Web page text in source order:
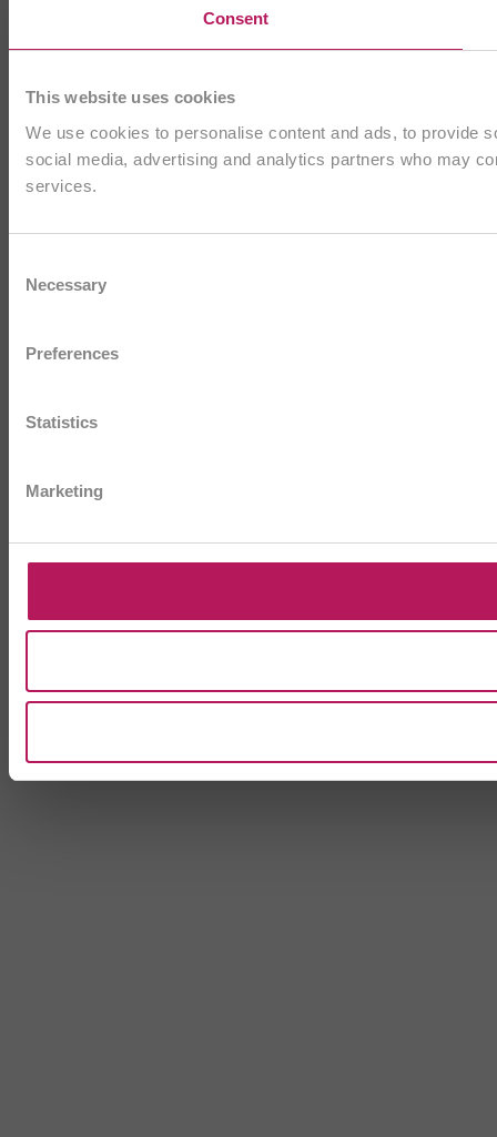
Consent
This website uses cookies
We use cookies to personalise content and ads, to provide
social media, advertising and analytics partners who may
services.
Selection
Necessary
Preferences
Statistics
Marketing